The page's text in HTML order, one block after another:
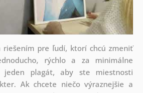
pre ľudí, ktorí chcú zmeniť
rýchlo a za minimálne
jeden plagát, aby ste miestnosti
Ak chcete niečo výraznejšie a